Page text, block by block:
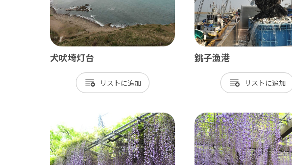
鋸南町
犬吠埼灯台
リスト
銚子漁港
リスト